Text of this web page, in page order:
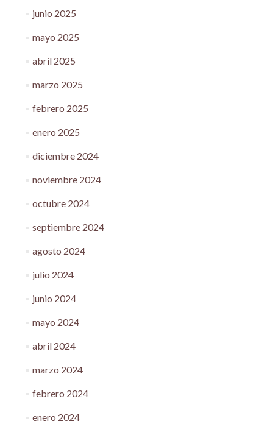
junio 2025
mayo 2025
abril 2025
marzo 2025
febrero 2025
enero 2025
diciembre 2024
noviembre 2024
octubre 2024
septiembre 2024
agosto 2024
julio 2024
junio 2024
mayo 2024
abril 2024
marzo 2024
febrero 2024
enero 2024